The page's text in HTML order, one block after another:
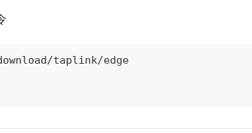
taplink/edge